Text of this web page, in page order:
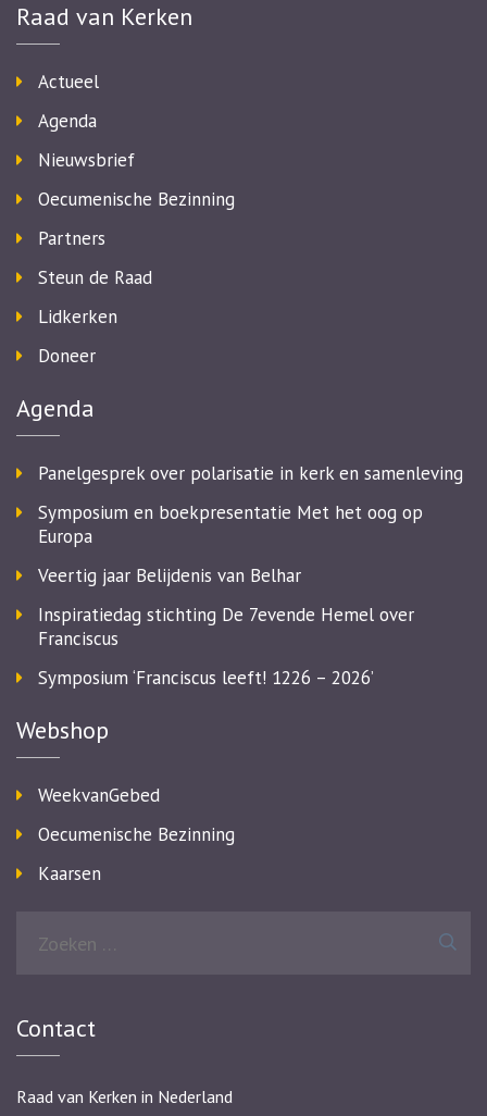
Raad van Kerken
Actueel
Agenda
Nieuwsbrief
Oecumenische Bezinning
Partners
Steun de Raad
Lidkerken
Doneer
Agenda
Panelgesprek over polarisatie in kerk en samenleving
Symposium en boekpresentatie Met het oog op
Europa
Veertig jaar Belijdenis van Belhar
Inspiratiedag stichting De 7evende Hemel over
Franciscus
Symposium ‘Franciscus leeft! 1226 – 2026’
Webshop
WeekvanGebed
Oecumenische Bezinning
Kaarsen
Contact
Raad van Kerken in Nederland